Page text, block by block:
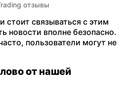
отзывы
стоит связываться с этим
новости вполне безопасно.
пользователи могут не
от нашей